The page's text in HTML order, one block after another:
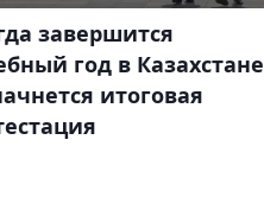
завершится
год в Казахстане
итоговая